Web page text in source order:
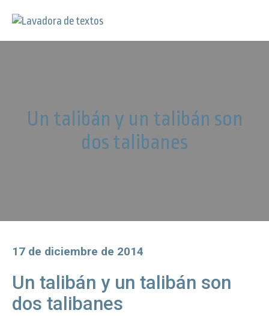
Un talibán y un talibán son
dos talibanes
17 de diciembre de 2014
Un talibán y un talibán son
dos talibanes